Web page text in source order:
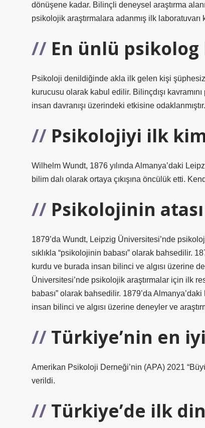
dönüşene kadar. Bilinçli deneysel araştırma
psikolojik araştırmalara adanmış ilk
En ünlü
Psikoloji denildiğinde akla ilk gelen kişi
kurucusu olarak kabul edilir. Bilinçdışı
insan davranışı üzerindeki etkisine odaklanmıştır.
Psikolojiyi ilk
Wilhelm Wundt, 1876 yılında Almanya’daki
bilim dalı olarak ortaya çıkışına öncülük etti.
Psikolojinin
1879’da Wundt, Leipzig Üniversitesi’nde
sıklıkla “psikolojinin babası” olarak bahsedilir.
kurdu ve burada insan bilinci ve algısı üzerine
Üniversitesi’nde psikolojik araştırmalar için ilk
babası” olarak bahsedilir. 1879’da
insan bilinci ve algısı üzerine deneyler ve
Türkiye’nin en
Amerikan Psikoloji Derneği’nin (APA) 2021
verildi.
Türkiye’de ilk